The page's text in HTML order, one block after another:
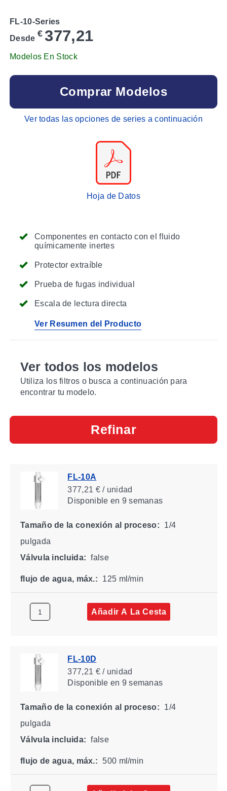
Componentes en contacto con el fluido
químicamente inertes
Protector extraíble
Prueba de fugas individual
Escala de lectura directa
Ver Resumen del Producto
FL-10-Series
Desde € 377,21
Modelos En Stock
Comprar Modelos
Ver todas las opciones de series a continuación
Hoja de Datos
Ver todos los modelos
Utiliza los filtros o busca a continuación para
encontrar tu modelo.
Refinar
FL-10A
377,21 € / unidad
Disponibleen 9 semanas
Tamaño de la conexión al proceso:
1/4
pulgada
Válvula incluida: false
flujo de agua, máx.: 125 ml/min
Añadir A La Cesta
FL-10D
377,21 € / unidad
Disponibleen 9 semanas
Tamaño de la conexión al proceso:
1/4
pulgada
Válvula incluida: false
flujo de agua, máx.: 500 ml/min